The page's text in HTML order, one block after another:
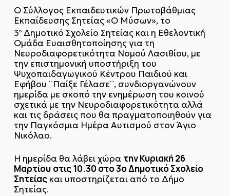
O Σύλλογος Εκπαιδευτικών Πρωτοβάθμιας
Εκπαίδευσης Σητείας «Ο Μύσων», το
3οΔημοτικό Σχολείο Σητείας και η Εθελοντική
Ομάδα Ευαισθητοποίησης για τη
Νευροδιαφορετικότητα Νομού Λασιθίου, με
την επιστημονική υποστήριξη του
Ψυχοπαιδαγωγικού Κέντρου Παιδιού και
Εφήβου ¨Παίξε Γέλασε¨, συνδιοργανώνουν
ημερίδα με σκοπό την ενημέρωση του κοινού
σχετικά με την Νευροδιαφορετικότητα αλλά
και τις δράσεις που θα πραγματοποιηθούν για
την Παγκόσμια Ημέρα Αυτισμού στον Άγιο
Νικόλαο.
Η ημερίδα θα λάβει χώρα την Κυριακή 26
Μαρτίου στις 10.30 στο 3ο Δημοτικό Σχολείο
Σητείαςκαι υποστηρίζεται από το Δήμο
Σητείας.